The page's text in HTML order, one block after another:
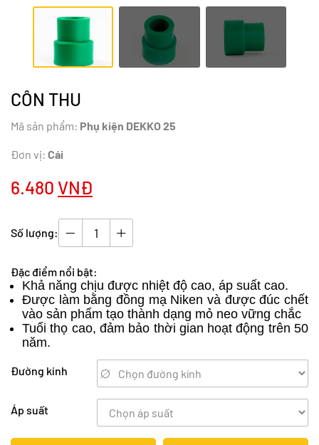
CÔN THU
Mã sản phẩm: Phụ kiện DEKKO 25
Đơn vị: Cái
6.480 VNĐ
Số lượng:
Đặc điểm nổi bật:
Khả năng chịu được nhiệt độ cao, áp suất cao.
Được làm bằng đồng mạ Niken và được đúc chết
vào sản phẩm tạo thành dạng mỏ neo vững chắc
Tuổi thọ cao, đảm bảo thời gian hoạt động trên 50
năm.
Đường kính
Áp suất